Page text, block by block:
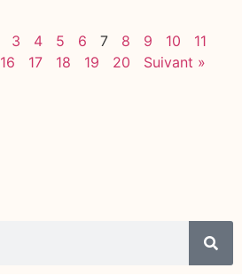
3 4 5 6 7 8 9 10
11
16 17 18 19 20 Suivant »